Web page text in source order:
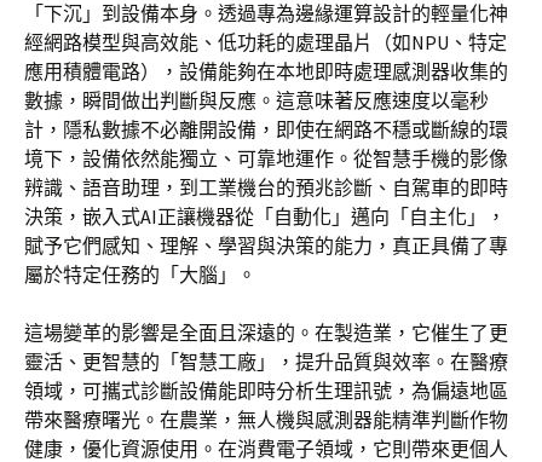
「下沉」到設備本身。透過專為邊緣運算設計的輕量化神
經網路模型與高效能、低功耗的處理晶片（如NPU、特定
應用積體電路），設備能夠在本地即時處理感測器收集的
數據，瞬間做出判斷與反應。這意味著反應速度以毫秒
計，隱私數據不必離開設備，即使在網路不穩或斷線的環
境下，設備依然能獨立、可靠地運作。從智慧手機的影像
辨識、語音助理，到工業機台的預兆診斷、自駕車的即時
決策，嵌入式AI正讓機器從「自動化」邁向「自主化」，
賦予它們感知、理解、學習與決策的能力，真正具備了專
屬於特定任務的「大腦」。
這場變革的影響是全面且深遠的。在製造業，它催生了更
靈活、更智慧的「智慧工廠」，提升品質與效率。在醫療
領域，可攜式診斷設備能即時分析生理訊號，為偏遠地區
帶來醫療曙光。在農業，無人機與感測器能精準判斷作物
健康，優化資源使用。在消費電子領域，它則帶來更個人